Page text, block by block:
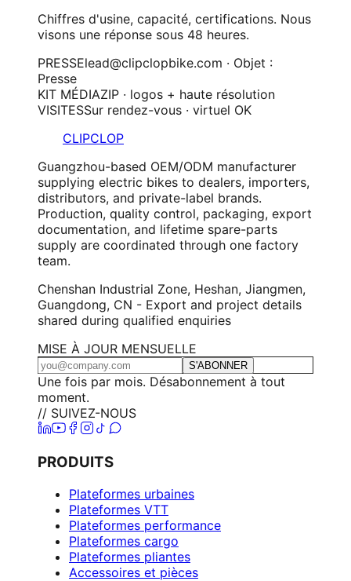
Chiffres d'usine, capacité, certifications. Nous
visons une réponse sous 48 heures.
PRESSElead@clipclopbike.com · Objet :
Presse
KIT MÉDIAZIP · logos + haute résolution
VISITESSur rendez-vous · virtuel OK
CLIPCLOP
Guangzhou-based OEM/ODM manufacturer
supplying electric bikes to dealers, importers,
distributors, and private-label brands.
Production, quality control, packaging, export
documentation, and lifetime spare-parts
supply are coordinated through one factory
team.
Chenshan Industrial Zone, Heshan, Jiangmen,
Guangdong, CN - Export and project details
shared during qualified enquiries
MISE À JOUR MENSUELLE
S'ABONNER
Une fois par mois. Désabonnement à tout
moment.
// SUIVEZ-NOUS
PRODUITS
Plateformes urbaines
Plateformes VTT
Plateformes performance
Plateformes cargo
Plateformes pliantes
Accessoires et pièces